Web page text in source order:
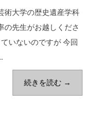
術大学の歴史遺産学科
の先生がお越しくださ
いないのですが 今回
続きを読む →